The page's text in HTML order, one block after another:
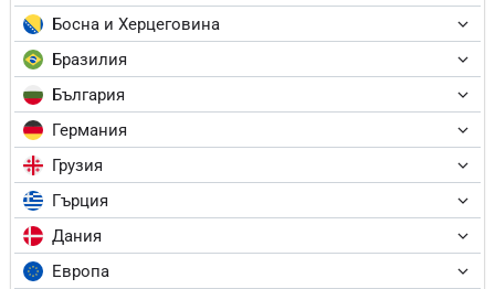
Босна и Херцеговина
Бразилия
България
Германия
Грузия
Гърция
Дания
Европа